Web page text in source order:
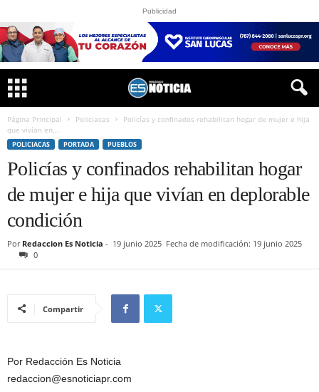
Publicidad
Página Principal Policiacas
Policías y confinados rehabilitan hogar de mujer e hija
que vivían en...
POLICIACAS PORTADA PUEBLOS
Policías y confinados rehabilitan hogar
de mujer e hija que vivían en deplorable
condición
Por Redaccion Es Noticia - 19 junio 2025 Fecha de modificación: 19 junio 2025
0
Compartir
Por Redacción Es Noticia
redaccion@esnoticiapr.com